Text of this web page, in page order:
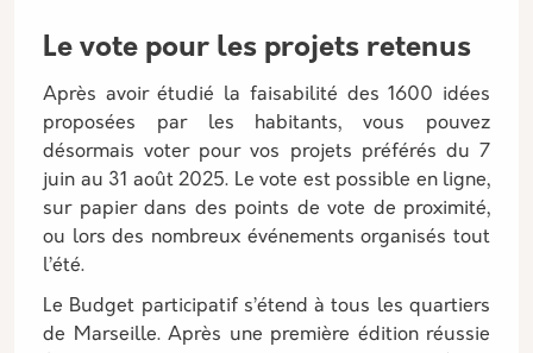
Le vote pour les projets retenus
Après avoir étudié la faisabilité des 1600 idées
proposées par les habitants, vous pouvez
désormais voter pour vos projets préférés du 7
juin au 31 août 2025. Le vote est possible en ligne,
sur papier dans des points de vote de proximité,
ou lors des nombreux événements organisés tout
l’été.
Le Budget participatif s’étend à tous les quartiers
de Marseille. Après une première édition réussie